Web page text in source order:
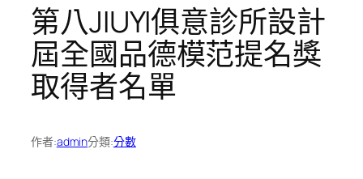
第八JIUYI俱意診所設計
屆全國品德模范提名獎
取得者名單
作者:admin分類:分數